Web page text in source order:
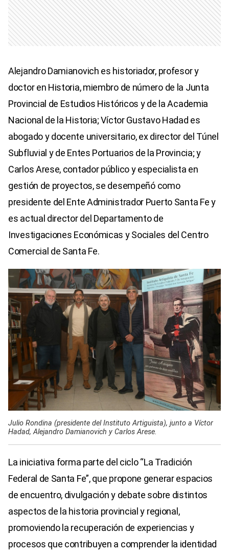
Alejandro Damianovich es historiador, profesor y
doctor en Historia, miembro de número de la Junta
Provincial de Estudios Históricos y de la Academia
Nacional de la Historia; Víctor Gustavo Hadad es
abogado y docente universitario, ex director del Túnel
Subfluvial y de Entes Portuarios de la Provincia; y
Carlos Arese, contador público y especialista en
gestión de proyectos, se desempeñó como
presidente del Ente Administrador Puerto Santa Fe y
es actual director del Departamento de
Investigaciones Económicas y Sociales del Centro
Comercial de Santa Fe.
Julio Rondina (presidente del Instituto Artiguista), junto a Víctor
Hadad, Alejandro Damianovich y Carlos Arese.
La iniciativa forma parte del ciclo “La Tradición
Federal de Santa Fe”, que propone generar espacios
de encuentro, divulgación y debate sobre distintos
aspectos de la historia provincial y regional,
promoviendo la recuperación de experiencias y
procesos que contribuyen a comprender la identidad